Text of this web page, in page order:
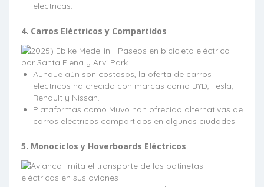
eléctricas.
4. Carros Eléctricos y Compartidos
Aunque aún son costosos, la oferta de carros
eléctricos ha crecido con marcas como BYD, Tesla,
Renault y Nissan.
Plataformas como Muvo han ofrecido alternativas de
carros eléctricos compartidos en algunas ciudades.
5. Monociclos y Hoverboards Eléctricos